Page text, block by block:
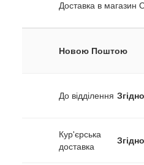
Доставка в магазин
Новою Поштою
До відділення
Кур'єрська
доставка